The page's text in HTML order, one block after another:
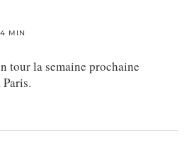
MIN
tour la semaine prochaine